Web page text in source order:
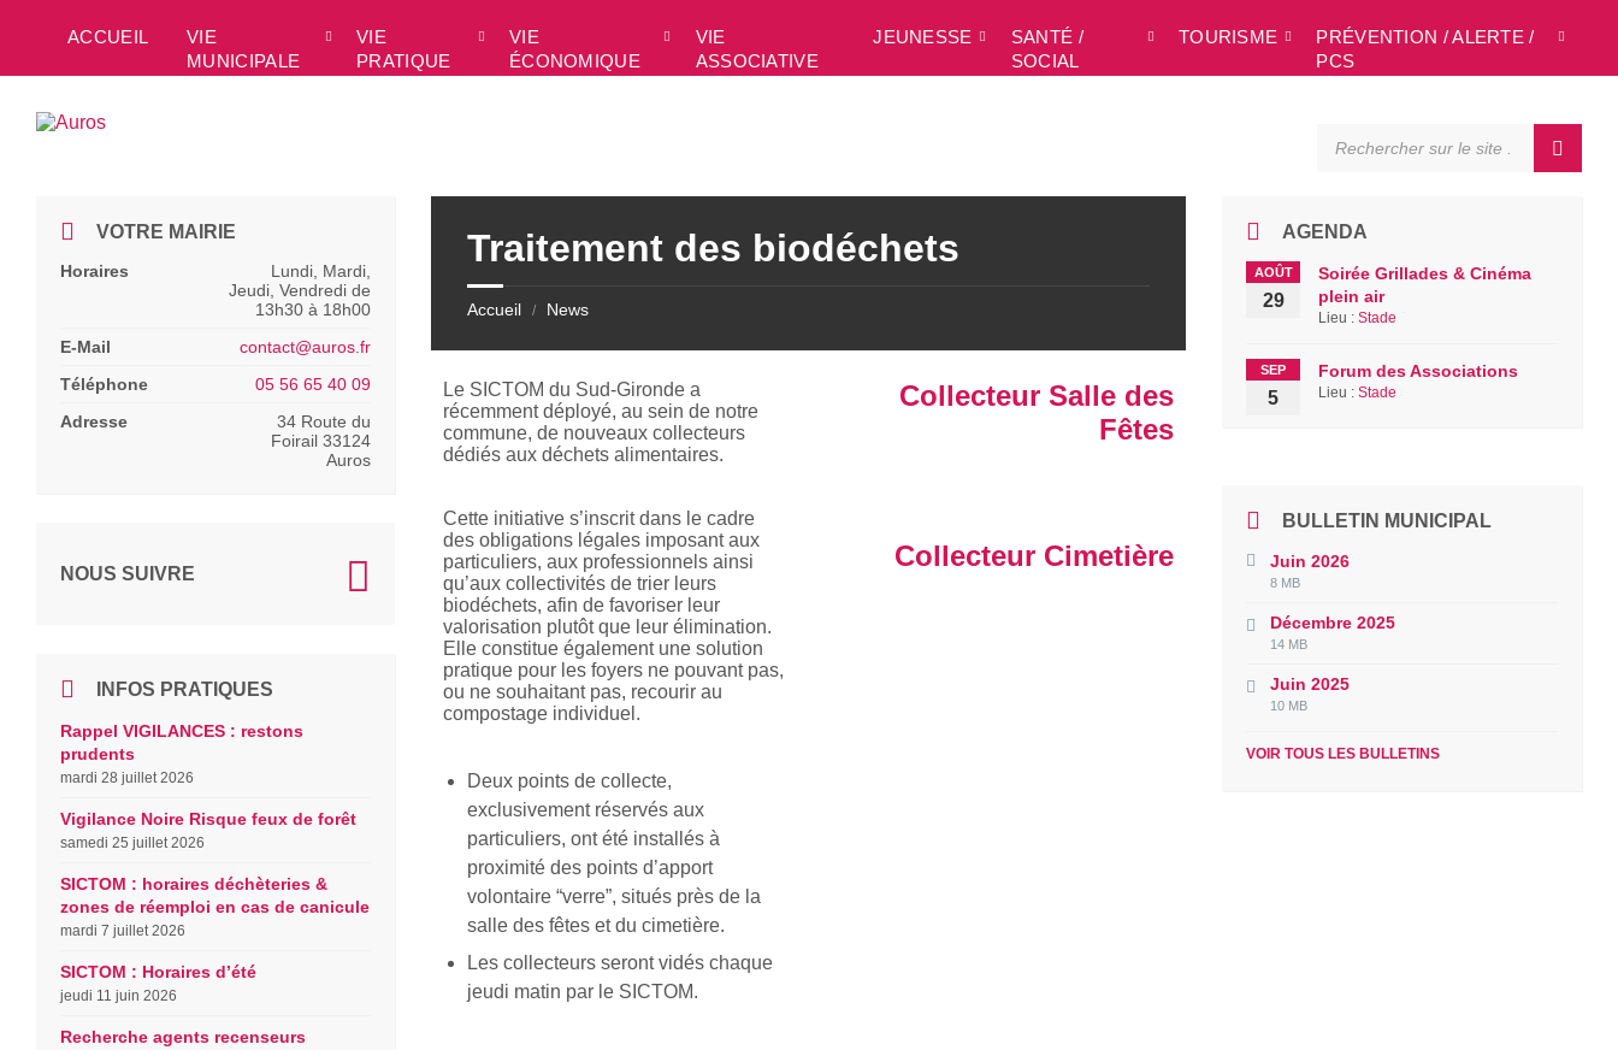
sidebar
sidebar
ACCUEIL
VIE
MUNICIPALE
VIE
PRATIQUE
VIE
ÉCONOMIQUE
VIE
ASSOCIATIVE
JEUNESSE
SANTÉ /
SOCIAL
TOURISME
PRÉVENTION / ALERTE /
PCS
Traitement des biodéchets
Accueil / News
Le SICTOM du Sud-Gironde a
récemment déployé, au sein de notre
commune, de nouveaux collecteurs
dédiés aux déchets alimentaires.
Cette initiative s’inscrit dans le cadre
des obligations légales imposant aux
particuliers, aux professionnels ainsi
qu’aux collectivités de trier leurs
biodéchets, afin de favoriser leur
valorisation plutôt que leur élimination.
Elle constitue également une solution
pratique pour les foyers ne pouvant pas,
ou ne souhaitant pas, recourir au
compostage individuel.
Deux points de collecte,
exclusivement réservés aux
particuliers, ont été installés à
proximité des points d’apport
volontaire “verre”, situés près de la
salle des fêtes et du cimetière.
Les collecteurs seront vidés chaque
jeudi matin par le SICTOM.
Collecteur Salle des
Fêtes
Collecteur Cimetière
VOTRE MAIRIE
Horaires
Lundi, Mardi,
Jeudi, Vendredi de
13h30 à 18h00
E-Mail
contact@auros.fr
Téléphone
05 56 65 40 09
Adresse
34 Route du
Foirail 33124
Auros
NOUS SUIVRE
INFOS PRATIQUES
Rappel VIGILANCES : restons
prudents
mardi 28 juillet 2026
Vigilance Noire Risque feux de forêt
samedi 25 juillet 2026
SICTOM : horaires déchèteries &
zones de réemploi en cas de canicule
mardi 7 juillet 2026
SICTOM : Horaires d’été
jeudi 11 juin 2026
Recherche agents recenseurs
AGENDA
AOÛT
29
Soirée Grillades & Cinéma
plein air
Lieu :Stade
SEP
5
Forum des Associations
Lieu :Stade
BULLETIN MUNICIPAL
Juin 2026
File
pdf
File
8 MB
Décembre 2025
File
pdf
File
14 MB
Juin 2025
File
pdf
File
10 MB
VOIR TOUS LES BULLETINS